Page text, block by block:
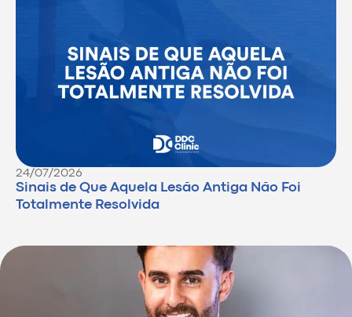
24/07/2026
Sinais de Que Aquela Lesão Antiga Não Foi
Totalmente Resolvida